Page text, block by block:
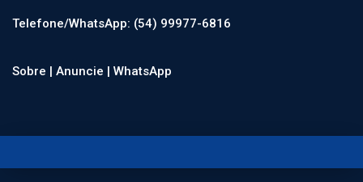
Telefone/WhatsApp: (54) 99977-6816
Sobre | Anuncie | WhatsApp